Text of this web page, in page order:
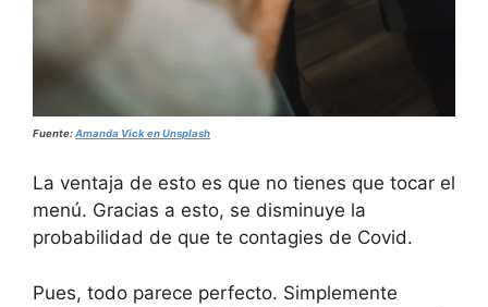
Fuente:Amanda Vick en Unsplash
La ventaja de esto es que no tienes que tocar el
menú. Gracias a esto, se disminuye la
probabilidad de que te contagies de Covid.
Pues, todo parece perfecto. Simplemente